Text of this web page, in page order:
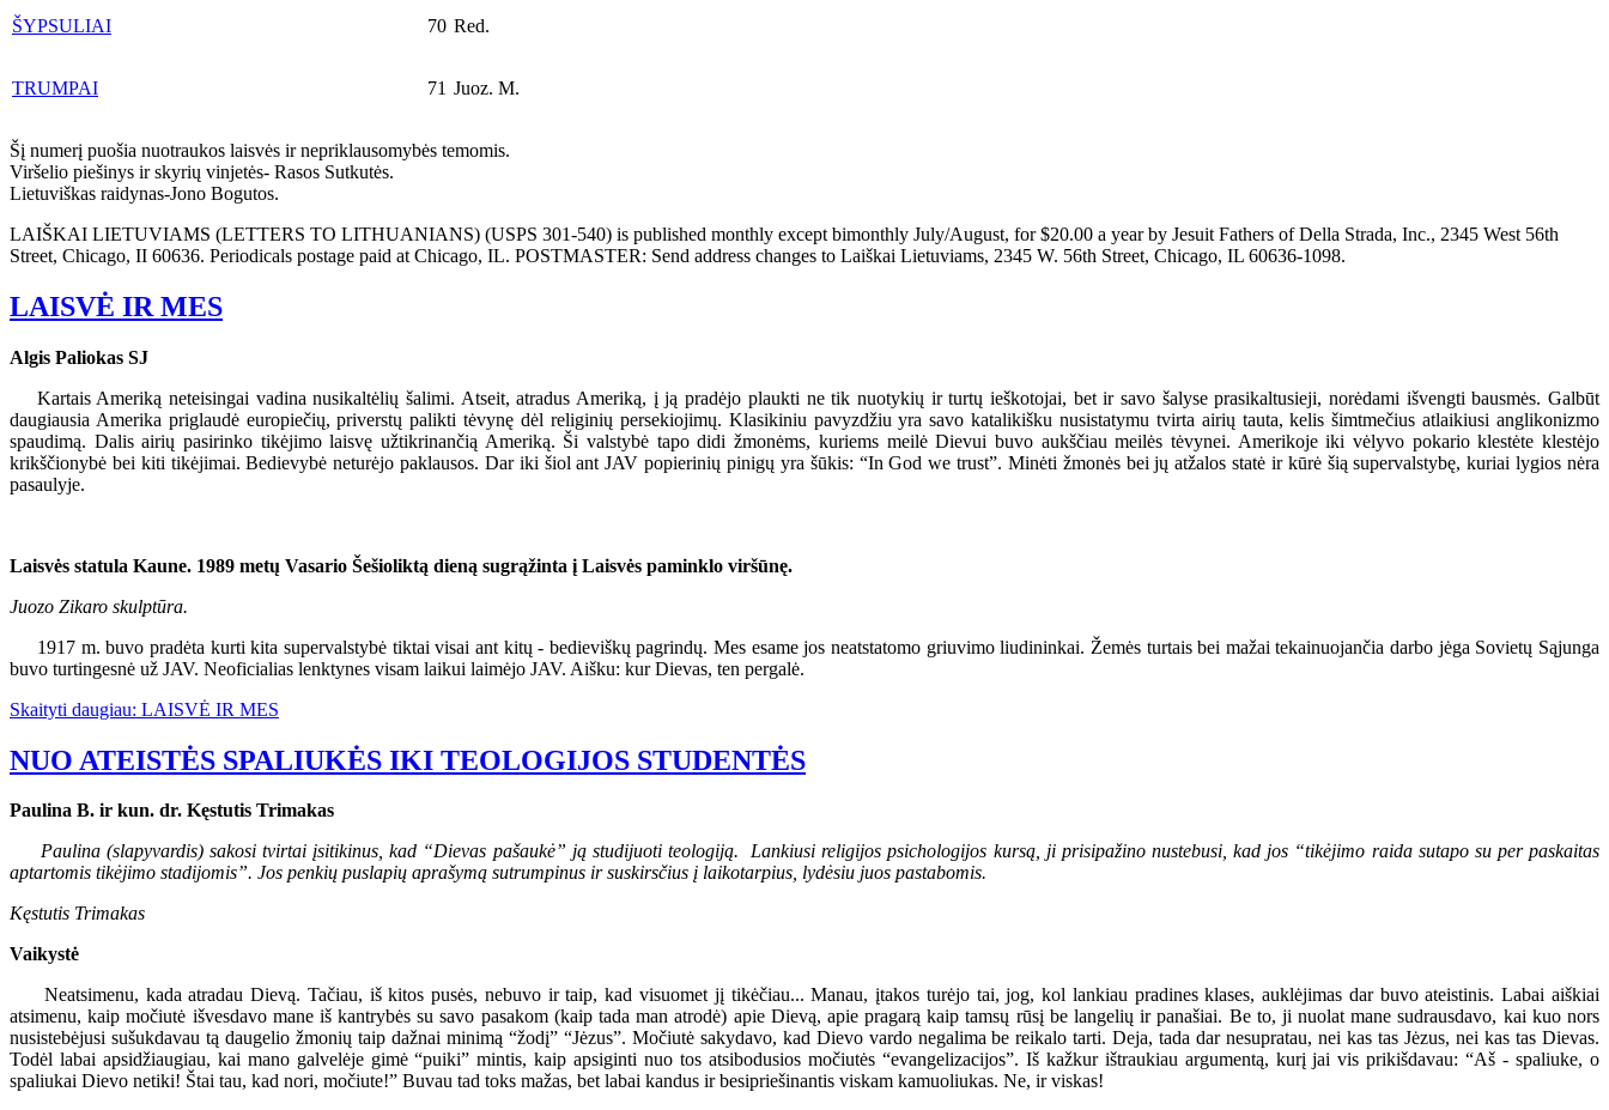
ŠYPSULIAI 70 Red.
TRUMPAI 71 Juoz. M.
Šį numerį puošia nuotraukos laisvės ir nepriklausomybės temomis.
Viršelio piešinys ir skyrių vinjetės- Rasos Sutkutės.
Lietuviškas raidynas-Jono Bogutos.
LAIŠKAI LIETUVIAMS (LETTERS TO LITHUANIANS) (USPS 301-540) is published monthly except bimonthly July/August, for $20.00 a year by Jesuit Fathers of Della Strada, Inc., 2345 West 56th
Street, Chicago, II 60636. Periodicals postage paid at Chicago, IL. POSTMASTER: Send address changes to Laiškai Lietuviams, 2345 W. 56th Street, Chicago, IL 60636-1098.
LAISVĖ IR MES
Algis Paliokas SJ
Kartais Ameriką neteisingai vadina nusikaltėlių šalimi. Atseit, atradus Ameriką, į ją pradėjo plaukti ne tik nuotykių ir turtų ieškotojai, bet ir savo šalyse prasikaltusieji, norėdami išvengti bausmės. Galbūt
daugiausia Amerika priglaudė europiečių, priverstų palikti tėvynę dėl religinių persekiojimų. Klasikiniu pavyzdžiu yra savo katalikišku nusistatymu tvirta airių tauta, kelis šimtmečius atlaikiusi anglikonizmo
spaudimą. Dalis airių pasirinko tikėjimo laisvę užtikrinančią Ameriką. Ši valstybė tapo didi žmonėms, kuriems meilė Dievui buvo aukščiau meilės tėvynei. Amerikoje iki vėlyvo pokario klestėte klestėjo
krikščionybė bei kiti tikėjimai. Bedievybė neturėjo paklausos. Dar iki šiol ant JAV popierinių pinigų yra šūkis: “In God we trust”. Minėti žmonės bei jų atžalos statė ir kūrė šią supervalstybę, kuriai lygios nėra
pasaulyje.
Laisvės statula Kaune. 1989 metų Vasario Šešioliktą dieną sugrąžinta į Laisvės paminklo viršūnę.
Juozo Zikaro skulptūra.
1917 m. buvo pradėta kurti kita supervalstybė tiktai visai ant kitų - bedieviškų pagrindų. Mes esame jos neatstatomo griuvimo liudininkai. Žemės turtais bei mažai tekainuojančia darbo jėga Sovietų Sąjunga
buvo turtingesnė už JAV. Neoficialias lenktynes visam laikui laimėjo JAV. Aišku: kur Dievas, ten pergalė.
Skaityti daugiau: LAISVĖ IR MES
NUO ATEISTĖS SPALIUKĖS IKI TEOLOGIJOS STUDENTĖS
Paulina B. ir kun. dr. Kęstutis Trimakas
Paulina (slapyvardis) sakosi tvirtai įsitikinus, kad “Dievas pašaukė” ją studijuoti teologiją.
Lankiusi religijos psichologijos kursą, ji prisipažino nustebusi, kad jos “tikėjimo raida sutapo su per paskaitas
aptartomis tikėjimo stadijomis”. Jos penkių puslapių aprašymą sutrumpinus ir suskirsčius į laikotarpius, lydėsiu juos pastabomis.
Kęstutis Trimakas
Vaikystė
Neatsimenu, kada atradau Dievą. Tačiau, iš kitos pusės, nebuvo ir taip, kad visuomet jį tikėčiau... Manau, įtakos turėjo tai, jog, kol lankiau pradines klases, auklėjimas dar buvo ateistinis. Labai aiškiai
atsimenu, kaip močiutė išvesdavo mane iš kantrybės su savo pasakom (kaip tada man atrodė) apie Dievą, apie pragarą kaip tamsų rūsį be langelių ir panašiai. Be to, ji nuolat mane sudrausdavo, kai kuo nors
nusistebėjusi sušukdavau tą daugelio žmonių taip dažnai minimą “žodį” “Jėzus”. Močiutė sakydavo, kad Dievo vardo negalima be reikalo tarti. Deja, tada dar nesupratau, nei kas tas Jėzus, nei kas tas Dievas.
Todėl labai apsidžiaugiau, kai mano galvelėje gimė “puiki” mintis, kaip apsiginti nuo tos atsibodusios močiutės “evangelizacijos”. Iš kažkur ištraukiau argumentą, kurį jai vis prikišdavau: “Aš - spaliuke, o
spaliukai Dievo netiki! Štai tau, kad nori, močiute!” Buvau tad toks mažas, bet labai kandus ir besipriešinantis viskam kamuoliukas. Ne, ir viskas!